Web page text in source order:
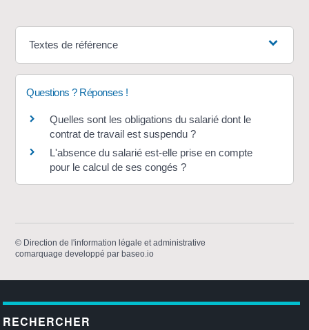
Textes de référence
Questions ? Réponses !
Quelles sont les obligations du salarié dont le
contrat de travail est suspendu ?
L'absence du salarié est-elle prise en compte
pour le calcul de ses congés ?
© Direction de l'information légale et administrative
comarquage developpé par baseo.io
RECHERCHER